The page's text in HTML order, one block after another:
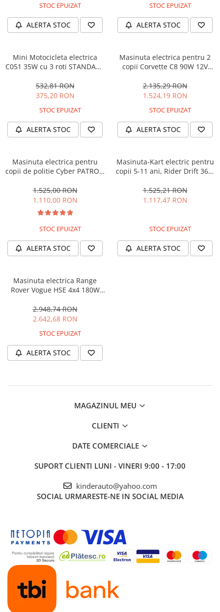
STOC EPUIZAT
ALERTA STOC
STOC EPUIZAT
ALERTA STOC
Mini Motocicleta electrica
C051 35W cu 3 roti STANDARD
532,81 RON
375,20 RON
STOC EPUIZAT
ALERTA STOC
Masinuta electrica pentru 2
copii Corvette C8 90W 12V
2.135,29 RON
1.524,19 RON
STOC EPUIZAT
ALERTA STOC
Masinuta electrica pentru
copii de politie Cyber PATROL,
90W, 12V, Black & White
1.525,00 RON
1.110,00 RON
STOC EPUIZAT
ALERTA STOC
Masinuta-Kart electric pentru
copii 5-11 ani, Rider Drift 360,
1.525,21 RON
1.117,47 RON
STOC EPUIZAT
ALERTA STOC
Masinuta electrica Range
Rover Vogue HSE 4x4 180W
2.948,74 RON
2.642,68 RON
STOC EPUIZAT
ALERTA STOC
MAGAZINUL MEU
CLIENTI
DATE COMERCIALE
SUPORT CLIENTI LUNI - VINERI 9:00 - 17:00
kinderauto@yahoo.com
SOCIAL URMARESTE-NE IN SOCIAL MEDIA